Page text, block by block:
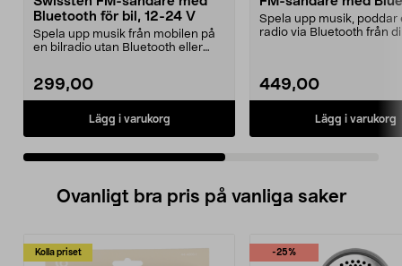
Bluetooth för bil, 12-24 V
Spela upp musik från mobilen på
en bilradio utan Bluetooth eller
299,00
Lägg i varukorg
Spela upp musik, poddar
radio via Bluetooth från
449,00
Lägg i varukorg
Ovanligt bra pris på vanliga saker
Kolla priset -25%